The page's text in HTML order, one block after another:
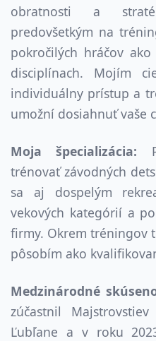
obratnosti a
predovšetkým na
pokročilých hráčov
disciplínach. Mojím
individuálny prístup a
umožní dosiahnuť vaše
Moja špecializácia:
trénovať závodných
sa aj dospelým
vekových kategórií a
firmy. Okrem tréningov
pôsobím ako
Medzinárodné
zúčastnil
Ľubľane a v roku